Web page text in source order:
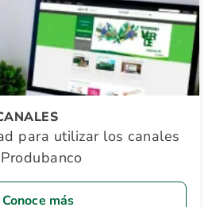
para utilizar los canales
Conoce más